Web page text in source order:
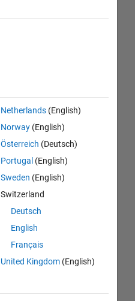
Netherlands(English)
Norway(English)
Österreich (Deutsch)
Portugal (English)
Sweden (English)
Switzerland
Deutsch
English
Français
United Kingdom(English)